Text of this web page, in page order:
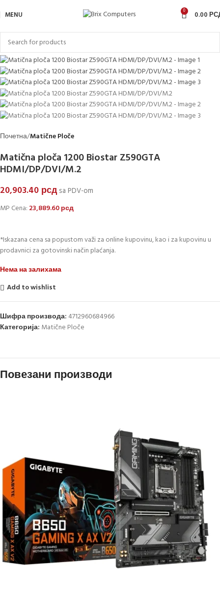
MENU 0 0.00
SOLD OUT
Почетна Matične Ploče
Matična ploča 1200 Biostar Z590GTA
HDMI/DP/DVI/M.2
20,903.40 рсд sa PDV-om
MP Cena: 23,889.60рсд
*Iskazana cena sa popustom važi za online kupovinu, kao i za kupovinu u
prodavnici za gotovinski način plaćanja.
Нема на залихама
Add to wishlist
Шифра производа: 4712960684966
Категорија: Matične Ploče
Повезани производи